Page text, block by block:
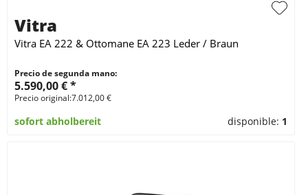
Vitra
Vitra EA 222 & Ottomane EA 223 Leder / Braun
Precio de segunda mano:
5.590,00 € *
Precio original:7.012,00 €
sofort abholbereit disponible: 1